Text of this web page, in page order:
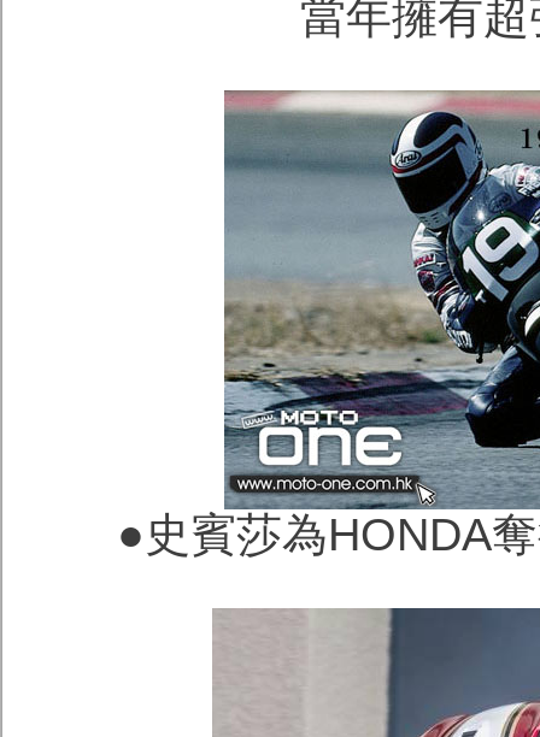
當年擁有
●史賓莎為HONDA